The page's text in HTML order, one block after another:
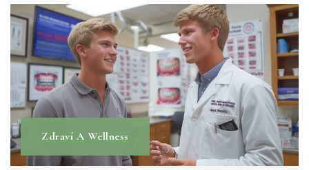
Zdraví A Wellness